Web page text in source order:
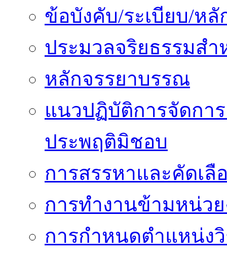
ข้อบังคับ/ระเบียบ/ห
ประมวลจริยธรรมส
หลักจรรยาบรรณ
แนวปฏิบัติการจัดการ
ประพฤติมิชอบ
การสรรหาและคัดเลื
การทำงานข้ามหน่ว
การกำหนดตำแหน่ง